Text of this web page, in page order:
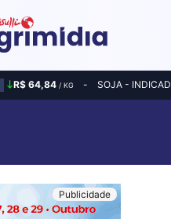
R$ 64,84 / KG SOJA -